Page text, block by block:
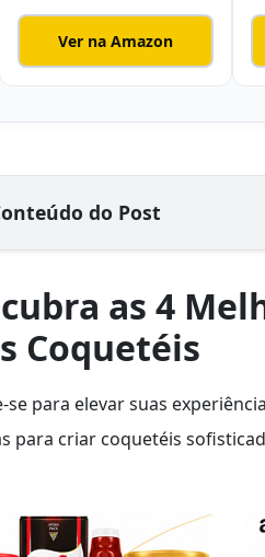
Ver na Amazon
do Post
as 4
Coquetéis
se para elevar suas
para criar coquetéis